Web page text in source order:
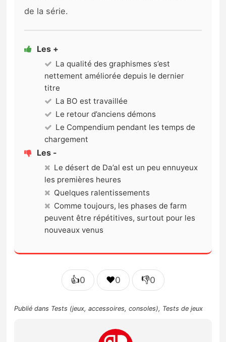
de la série.
Les +
La qualité des graphismes s’est
nettement améliorée depuis le dernier
titre
La BO est travaillée
Le retour d’anciens démons
Le Compendium pendant les temps de
chargement
Les -
Le désert de Da’al est un peu ennuyeux
les premières heures
Quelques ralentissements
Comme toujours, les phases de farm
peuvent être répétitives, surtout pour les
nouveaux venus
👍0 ❤️0 👎0
Publié dans Tests (jeux, accessoires, consoles), Tests de jeux